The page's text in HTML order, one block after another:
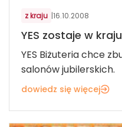
z kraju |16.10.2008
YES zostaje w kraju
YES Biżuteria chce
salonów jubilerskich.
dowiedz się więcej